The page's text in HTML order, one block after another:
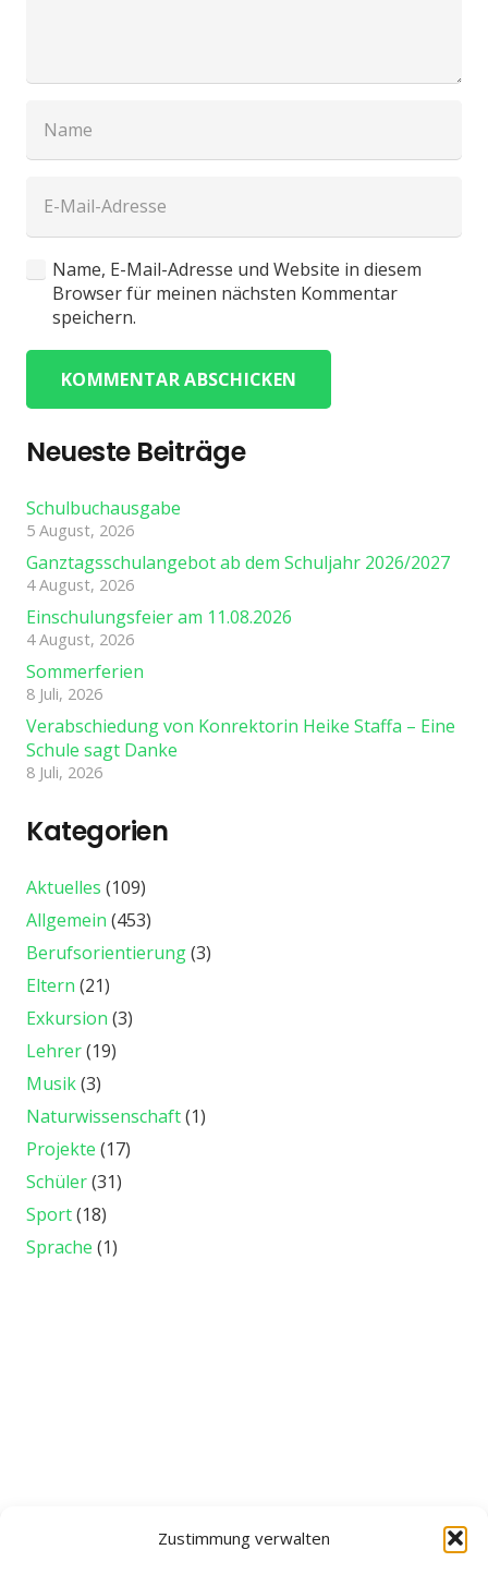
Zustimmung verwalten
Name, E-Mail-Adresse und Website in diesem
Browser für meinen nächsten Kommentar
speichern.
KOMMENTAR ABSCHICKEN
Neueste Beiträge
Schulbuchausgabe
5 August, 2026
Ganztagsschulangebot ab dem Schuljahr 2026/2027
4 August, 2026
Einschulungsfeier am 11.08.2026
4 August, 2026
Sommerferien
8 Juli, 2026
Verabschiedung von Konrektorin Heike Staffa – Eine
Schule sagt Danke
8 Juli, 2026
Kategorien
Aktuelles (109)
Allgemein (453)
Berufsorientierung(3)
Eltern (21)
Exkursion (3)
Lehrer(19)
Musik(3)
Naturwissenschaft(1)
Projekte (17)
Schüler(31)
Sport(18)
Sprache (1)